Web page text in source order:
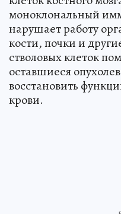
моноклональный
нарушает работу
кости, почки и
стволовых клеток
оставшиеся
восстановить
крови.